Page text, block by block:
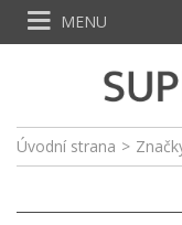
Úvodní strana >
MENU